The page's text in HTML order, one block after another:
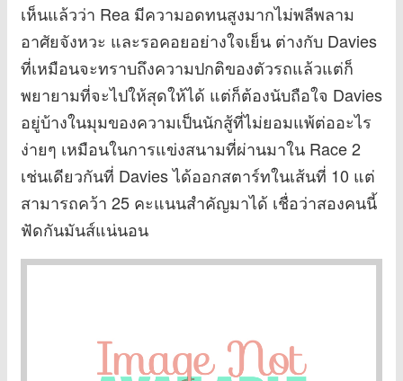
เห็นแล้วว่า Rea มีความอดทนสูงมากไม่พลีพลาม
อาศัยจังหวะ และรอคอยอย่างใจเย็น ต่างกับ Davies
ที่เหมือนจะทราบถึงความปกติของตัวรถแล้วแต่ก็
พยายามที่จะไปให้สุดให้ได้ แต่ก็ต้องนับถือใจ Davies
อยู่บ้างในมุมของความเป็นนักสู้ที่ไม่ยอมแพ้ต่ออะไร
ง่ายๆ เหมือนในการแข่งสนามที่ผ่านมาใน Race 2
เช่นเดียวกันที่ Davies ได้ออกสตาร์ทในเส้นที่ 10 แต่
สามารถคว้า 25 คะแนนสำคัญมาได้ เชื่อว่าสองคนนี้
ฟัดกันมันส์แน่นอน